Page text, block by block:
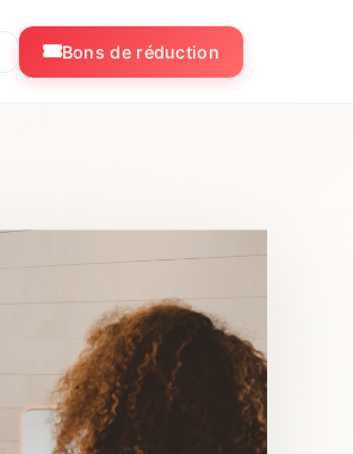
Bons de réduction